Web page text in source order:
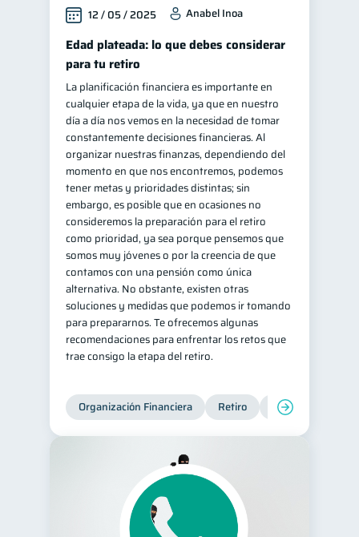
12 / 05 / 2025 Anabel Inoa
Edad plateada: lo que debes considerar
para tu retiro
La planificación financiera es importante en
cualquier etapa de la vida, ya que en nuestro
día a día nos vemos en la necesidad de tomar
constantemente decisiones financieras. Al
organizar nuestras finanzas, dependiendo del
momento en que nos encontremos, podemos
tener metas y prioridades distintas; sin
embargo, es posible que en ocasiones no
consideremos la preparación para el retiro
como prioridad, ya sea porque pensemos que
somos muy jóvenes o por la creencia de que
contamos con una pensión como única
alternativa. No obstante, existen otras
soluciones y medidas que podemos ir tomando
para prepararnos. Te ofrecemos algunas
recomendaciones para enfrentar los retos que
trae consigo la etapa del retiro.
Organización Financiera Retiro Cuenta